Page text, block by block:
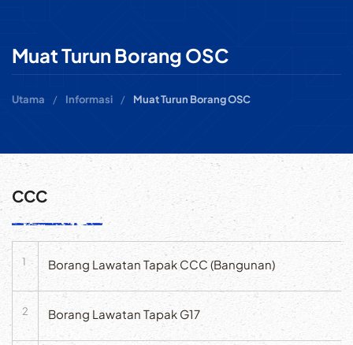
Muat Turun Borang OSC
Utama Informasi Muat Turun Borang OSC
CCC
1 Borang Lawatan Tapak CCC (Bangunan)
2 Borang Lawatan Tapak G17